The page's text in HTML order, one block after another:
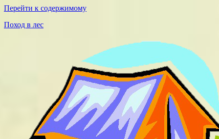
Перейти к содержимому
Поход в лес